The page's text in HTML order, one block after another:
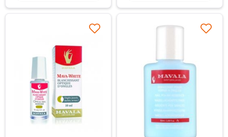
Aromathérapie
Phytothérapie
Régimes médicaux
Gemmothérapie
Confiserie
Voies respiratoires
Ajouter à ma liste d’envie Ajouter à ma liste